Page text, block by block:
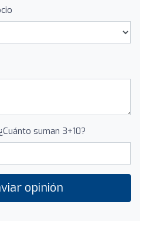
suman 3+10?
opinión